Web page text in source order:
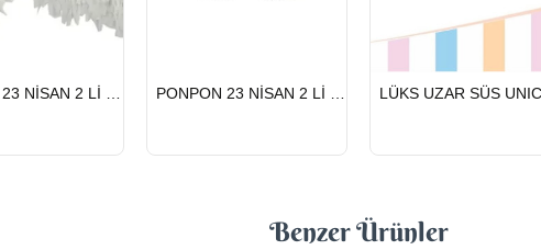
PONPON 23 NİSAN 2 Lİ BEYAZ
HIZLI
GÖNDERİ
PONPON 23 NİSAN 2 Lİ GÜMÜŞ
HIZLI
GÖNDERİ
Benzer Ürünler